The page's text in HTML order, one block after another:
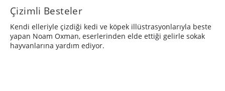
Çizimli Besteler
Kendi elleriyle çizdiği kedi ve köpek illüstrasyonlarıyla beste
yapan Noam Oxman, eserlerinden elde ettiği gelirle sokak
hayvanlarına yardım ediyor.